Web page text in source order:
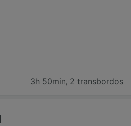
3h 50min, 2 transbordos